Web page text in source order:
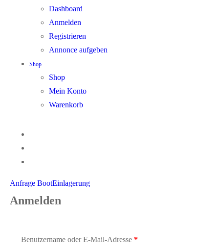
Dashboard
Anmelden
Registrieren
Annonce aufgeben
Shop
Shop
Mein Konto
Warenkorb
Anfrage BootEinlagerung
Anmelden
Benutzername oder E-Mail-Adresse *